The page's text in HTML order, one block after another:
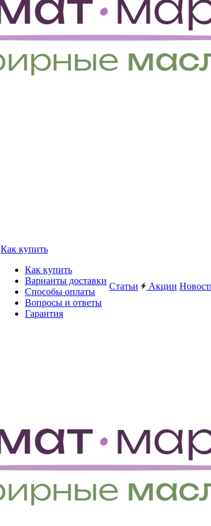
Как купить
Как купить
Варианты доставки
Способы оплаты
Вопросы и ответы
Гарантия
Статьи Акции